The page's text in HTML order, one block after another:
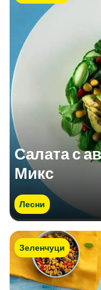
Салата с
Микс
Лесни
Зеленчуци